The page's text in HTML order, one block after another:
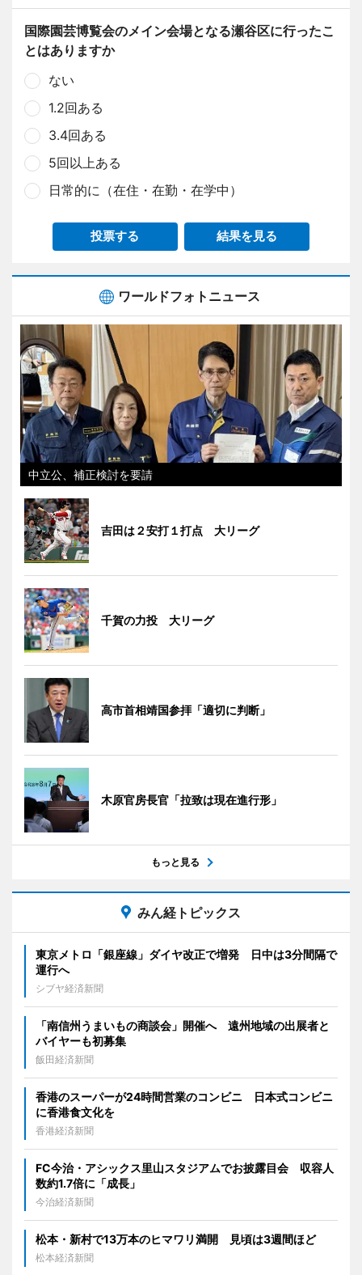
国際園芸博覧会のメイン会場となる瀬谷区に行ったこ
とはありますか
ない
1.2回ある
3.4回ある
5回以上ある
日常的に（在住・在勤・在学中）
投票する 結果を見る
ワールドフォトニュース
中立公、補正検討を要請
吉田は２安打１打点 大リーグ
千賀の力投 大リーグ
高市首相靖国参拝「適切に判断」
木原官房長官「拉致は現在進行形」
もっと見る
みん経トピックス
東京メトロ「銀座線」ダイヤ改正で増発 日中は3分間隔で
運行へ
シブヤ経済新聞
「南信州うまいもの商談会」開催へ 遠州地域の出展者と
バイヤーも初募集
飯田経済新聞
香港のスーパーが24時間営業のコンビニ 日本式コンビニ
に香港食文化を
香港経済新聞
FC今治・アシックス里山スタジアムでお披露目会 収容人
数約1.7倍に「成長」
今治経済新聞
松本・新村で13万本のヒマワリ満開 見頃は3週間ほど
松本経済新聞